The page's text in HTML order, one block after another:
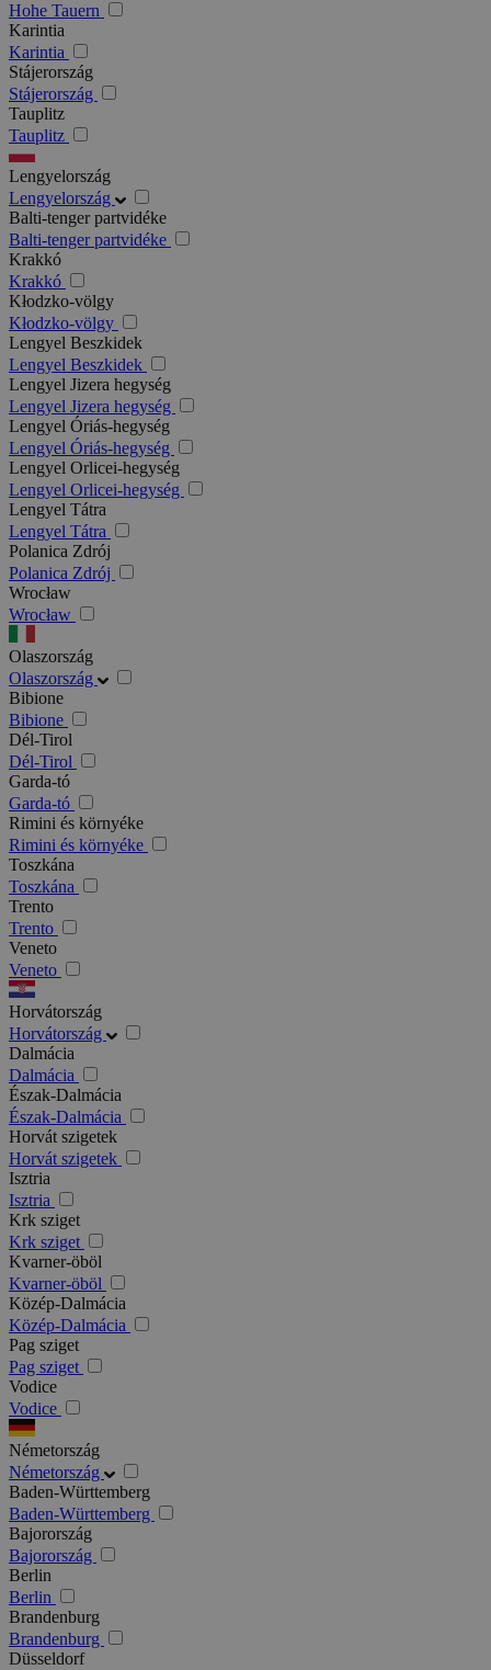
Hohe Tauern
Karintia
Karintia
Stájerország
Stájerország
Tauplitz
Tauplitz
Lengyelország
Lengyelország
Balti-tenger partvidéke
Balti-tenger partvidéke
Krakkó
Krakkó
Kłodzko-völgy
Kłodzko-völgy
Lengyel Beszkidek
Lengyel Beszkidek
Lengyel Jizera hegység
Lengyel Jizera hegység
Lengyel Óriás-hegység
Lengyel Óriás-hegység
Lengyel Orlicei-hegység
Lengyel Orlicei-hegység
Lengyel Tátra
Lengyel Tátra
Polanica Zdrój
Polanica Zdrój
Wrocław
Wrocław
Olaszország
Olaszország
Bibione
Bibione
Dél-Tirol
Dél-Tirol
Garda-tó
Garda-tó
Rimini és környéke
Rimini és környéke
Toszkána
Toszkána
Trento
Trento
Veneto
Veneto
Horvátország
Horvátország
Dalmácia
Dalmácia
Észak-Dalmácia
Észak-Dalmácia
Horvát szigetek
Horvát szigetek
Isztria
Isztria
Krk sziget
Krk sziget
Kvarner-öböl
Kvarner-öböl
Közép-Dalmácia
Közép-Dalmácia
Pag sziget
Pag sziget
Vodice
Vodice
Németország
Németország
Baden-Württemberg
Baden-Württemberg
Bajorország
Bajorország
Berlin
Berlin
Brandenburg
Brandenburg
Düsseldorf